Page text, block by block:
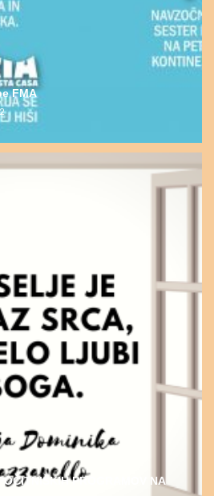
FMA
PROGRAMOV NA